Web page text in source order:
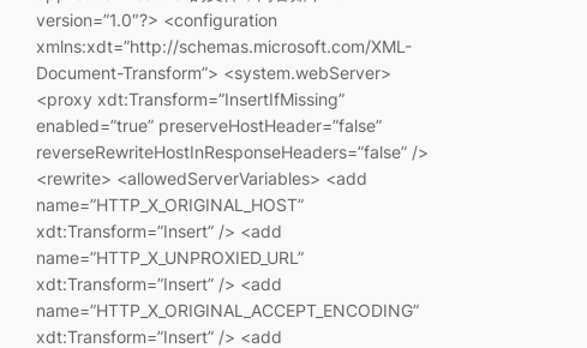
version=”1.0″?> <configuration
xmlns:xdt=”http://schemas.microsoft.com/XML-
Document-Transform”> <system.webServer>
<proxy xdt:Transform=”InsertIfMissing”
enabled=”true” preserveHostHeader=”false”
reverseRewriteHostInResponseHeaders=”false” />
<rewrite> <allowedServerVariables> <add
name=”HTTP_X_ORIGINAL_HOST”
xdt:Transform=”Insert” /> <add
name=”HTTP_X_UNPROXIED_URL”
xdt:Transform=”Insert” /> <add
name=”HTTP_X_ORIGINAL_ACCEPT_ENCODING”
xdt:Transform=”Insert” /> <add